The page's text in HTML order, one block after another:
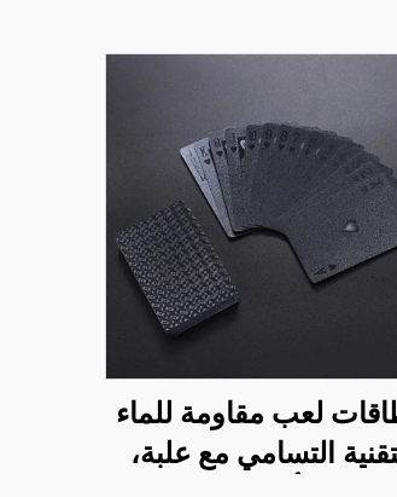
لعب مقاومة للماء
التسامي مع علبة،